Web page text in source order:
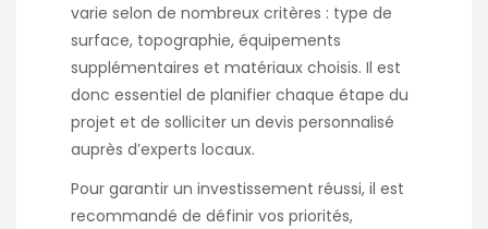
varie selon de nombreux critères : type de
surface, topographie, équipements
supplémentaires et matériaux choisis. Il est
donc essentiel de planifier chaque étape du
projet et de solliciter un devis personnalisé
auprès d’experts locaux.
Pour garantir un investissement réussi, il est
recommandé de définir vos priorités,